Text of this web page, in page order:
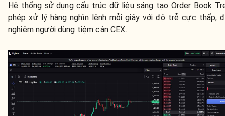
Hệ thống sử dụng cấu trúc dữ liệu sáng tạo Order Book
phép xử lý hàng nghìn lệnh mỗi giây với độ trễ cực thấp,
nghiệm người dùng tiệm cận CEX.